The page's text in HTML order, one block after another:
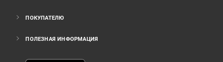
ПОКУПАТЕЛЮ
ПОЛЕЗНАЯ ИНФОРМАЦИЯ